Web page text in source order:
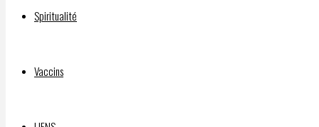
Spiritualité
Vaccins